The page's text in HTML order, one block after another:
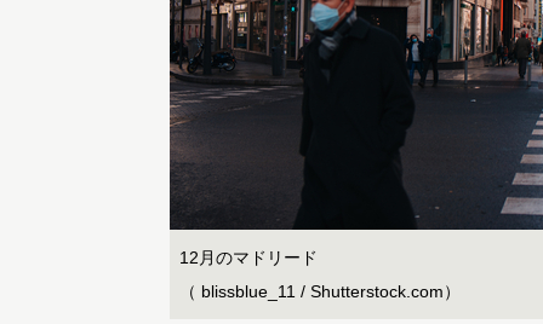
12月のマドリード
（ blissblue_11 / Shutterstock.com）